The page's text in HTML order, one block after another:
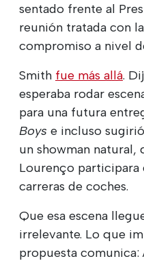
sentado frente al
reunión tratada con
compromiso a nivel
Smith fue más allá.
esperaba rodar
para una futura
Boys e incluso
un showman natural,
Lourenço participara
carreras de coches.
Que esa escena
irrelevante. Lo que
propuesta comunica: